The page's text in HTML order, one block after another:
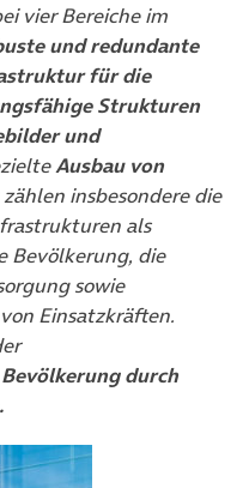
vier Bereiche im
und redundante
für die
Strukturen
und
Ausbau von
insbesondere die
als
Bevölkerung, die
sowie
Einsatzkräften.
durch